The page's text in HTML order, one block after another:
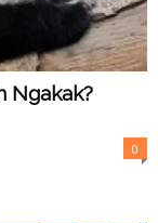
Ngakak?
0